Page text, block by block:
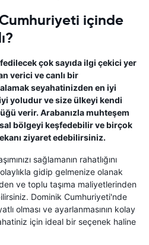
içinde
çok sayıda ilgi çekici yer
verici ve canlı bir
seyahatinizden en iyi
yoludur ve size ülkeyi kendi
verir. Arabanızla muhteşem
bölgeyi keşfedebilir ve birçok
ziyaret edebilirsiniz.
sağlamanın rahatlığını
gidip gelmenize olanak
ve toplu taşıma maliyetlerinden
Dominik Cumhuriyeti'nde
olması ve ayarlanmasının kolay
için ideal bir seçenek haline